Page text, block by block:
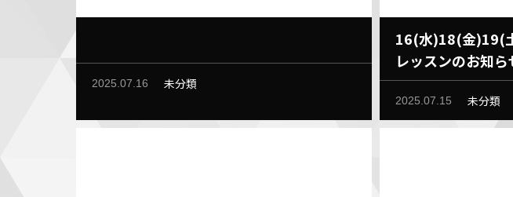
2025.07.16 未分類
16(水)18(金)19(
レッスンのお知ら
2025.07.15 未分類